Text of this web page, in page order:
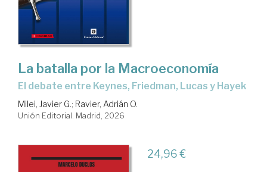
La batalla por la Macroeconomía
El debate entre Keynes, Friedman, Lucas y Hayek
Milei, Javier G.; Ravier, Adrián O.
Unión Editorial. Madrid, 2026
24,96 €